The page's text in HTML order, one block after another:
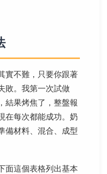
實不難，只要你跟著
敗。我第一次試做
結果烤焦了，整盤報
在每次都能成功。奶
備材料、混合、成型
面這個表格列出基本